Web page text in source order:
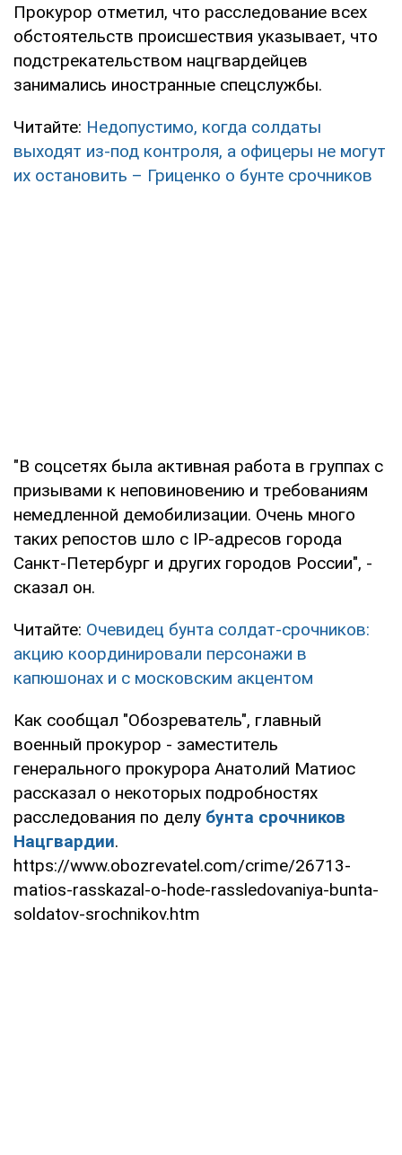
Прокурор отметил, что расследование всех
обстоятельств происшествия указывает, что
подстрекательством нацгвардейцев
занимались иностранные спецслужбы.
Читайте: Недопустимо, когда солдаты
выходят из-под контроля, а офицеры не могут
их остановить – Гриценко о бунте срочников
"В соцсетях была активная работа в группах с
призывами к неповиновению и требованиям
немедленной демобилизации. Очень много
таких репостов шло с IP-адресов города
Санкт-Петербург и других городов России", -
сказал он.
Читайте: Очевидец бунта солдат-срочников:
акцию координировали персонажи в
капюшонах и с московским акцентом
Как сообщал "Обозреватель", главный
военный прокурор - заместитель
генерального прокурора Анатолий Матиос
рассказал о некоторых подробностях
расследования по делу бунта срочников
Нацгвардии.
https://www.obozrevatel.com/crime/26713-
matios-rasskazal-o-hode-rassledovaniya-bunta-
soldatov-srochnikov.htm